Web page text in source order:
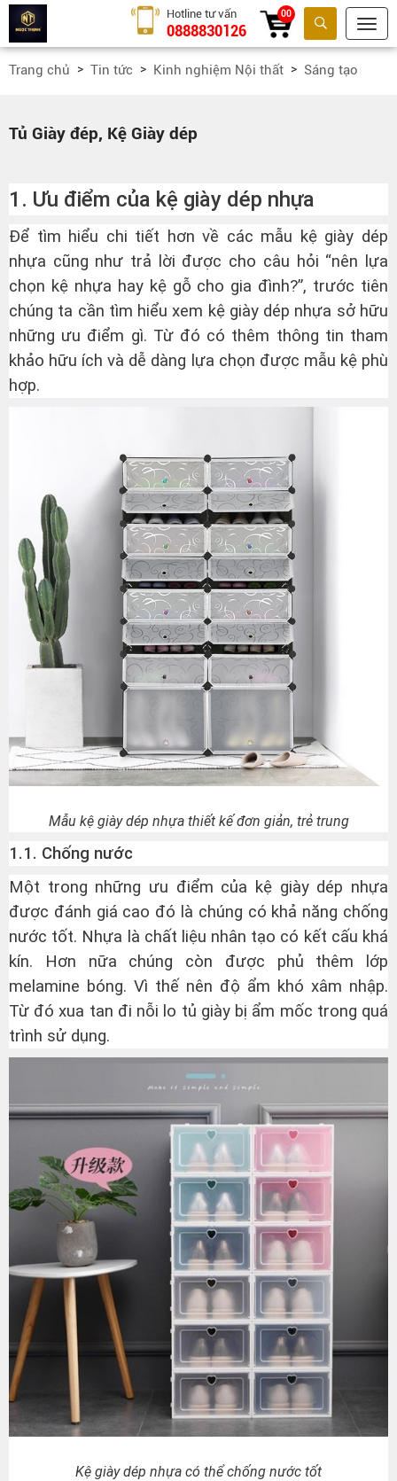
Tìm kiếm
Hotline tư vấn
0888830126
00
Trang chủ Tin tức Kinh nghiệm Nội thất Sáng tạo
Tủ Giày đép, Kệ Giày dép
1. Ưu điểm của kệ giày dép nhựa
Để tìm hiểu chi tiết hơn về các mẫu kệ giày dép
nhựa cũng như trả lời được cho câu hỏi “nên lựa
chọn kệ nhựa hay kệ gỗ cho gia đình?”, trước tiên
chúng ta cần tìm hiểu xem kệ giày dép nhựa sở hữu
những ưu điểm gì. Từ đó có thêm thông tin tham
khảo hữu ích và dễ dàng lựa chọn được mẫu kệ phù
hợp.
Mẫu kệ giày dép nhựa thiết kế đơn giản, trẻ trung
1.1. Chống nước
Một trong những ưu điểm của kệ giày dép nhựa
được đánh giá cao đó là chúng có khả năng chống
nước tốt. Nhựa là chất liệu nhân tạo có kết cấu khá
kín. Hơn nữa chúng còn được phủ thêm lớp
melamine bóng. Vì thế nên độ ẩm khó xâm nhập.
Từ đó xua tan đi nỗi lo tủ giày bị ẩm mốc trong quá
trình sử dụng.
Kệ giày dép nhựa có thể chống nước tốt